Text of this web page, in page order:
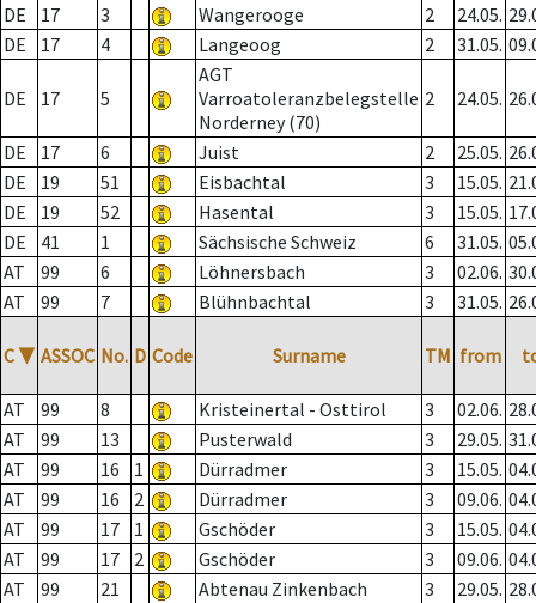
DE
17 3 Wangerooge 2 24.05.
DE
17 4 Langeoog 2 31.05.
DE 17 5
AGT
Varroatoleranzbelegstelle
Norderney (70)
2 24.05.
DE 17 6 Juist 2 25.05.
DE
19 51 Eisbachtal 3 15.05.
DE
19 52 Hasental 3 15.05.
DE
41 1 Sächsische Schweiz 6 31.05.
AT
99 6 Löhnersbach 3 02.06.
AT
99 7 Blühnbachtal 3 31.05.
C ▼ ASSOC No. D Code Surname TM from
AT 99 8 Kristeinertal - Osttirol 3 02.06.
AT
99 13 Pusterwald 3 29.05.
AT
99 16 1 Dürradmer 3 15.05.
AT
99 16 2 Dürradmer 3 09.06.
AT
99 17 1 Gschöder 3 15.05.
AT
99 17 2 Gschöder 3 09.06.
AT
99 21 Abtenau Zinkenbach 3 29.05.